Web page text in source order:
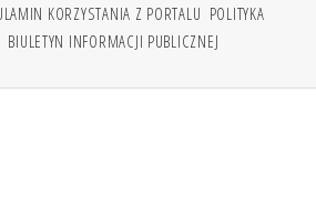
KORZYSTANIA Z PORTALU POLITYKA
BIULETYN INFORMACJI PUBLICZNEJ